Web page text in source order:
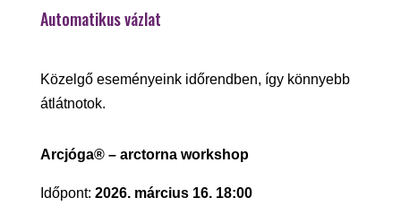
Automatikus vázlat
Közelgő eseményeink időrendben, így könnyebb
átlátnotok.
Arcjóga® – arctorna workshop
Időpont: 2026. március 16. 18:00